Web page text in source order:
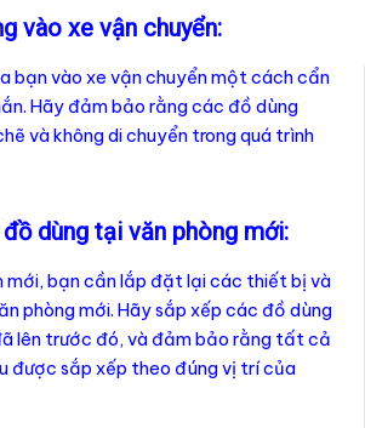
vào xe vận chuyển:
bạn vào xe vận chuyển một cách cẩn
Hãy đảm bảo rằng các đồ dùng
và không di chuyển trong quá trình
dùng tại văn phòng mới:
mới, bạn cần lắp đặt lại các thiết bị và
phòng mới. Hãy sắp xếp các đồ dùng
lên trước đó, và đảm bảo rằng tất cả
được sắp xếp theo đúng vị trí của